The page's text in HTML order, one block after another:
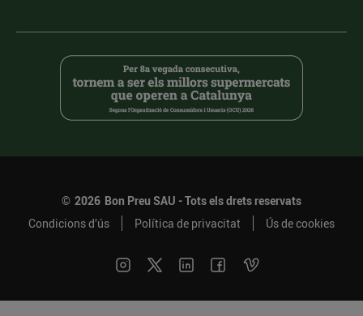
© 2026 Bon Preu SAU - Tots els drets reservats
Condicions d’ús
Política de privacitat Ús de cookies